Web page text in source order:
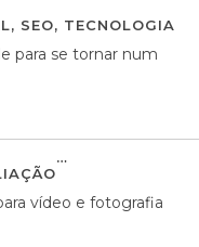
, SEO, TECNOLOGIA
para se tornar num
vídeo e fotografia